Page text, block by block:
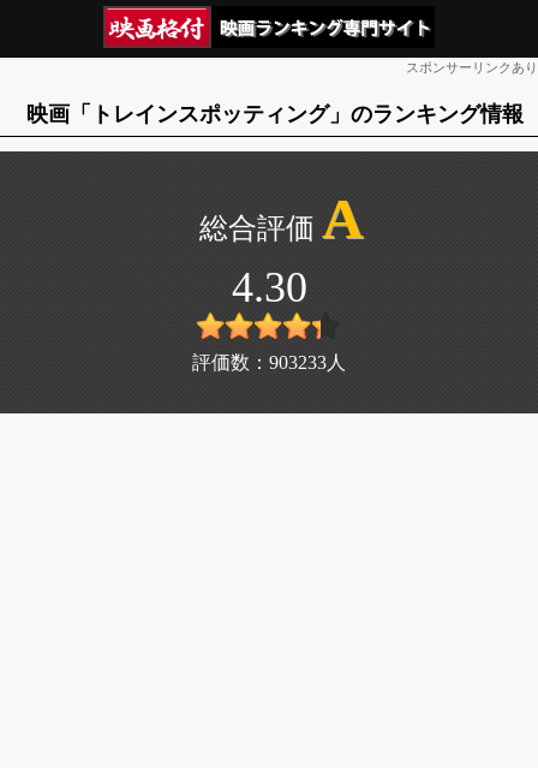
スポンサーリンクあり
映画「トレインスポッティング」のランキング情報
A
4.30
評価数： 903233 人